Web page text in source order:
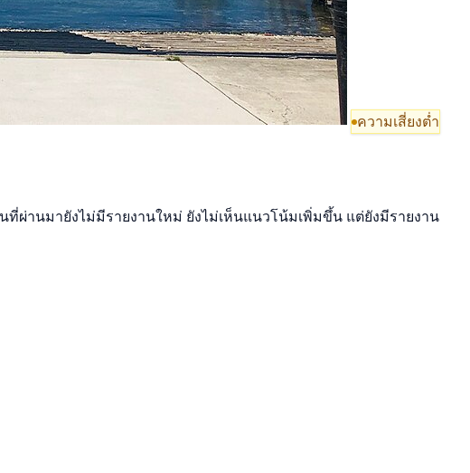
ความเสี่ยงต่ำ
ผ่านมายังไม่มีรายงานใหม่ ยังไม่เห็นแนวโน้มเพิ่มขึ้น แต่ยังมีรายงาน